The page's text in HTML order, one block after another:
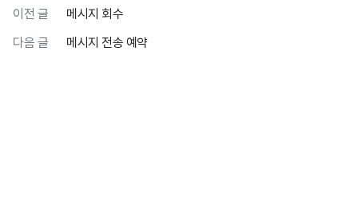
이전 글
메시지 회수
다음 글
메시지 전송 예약